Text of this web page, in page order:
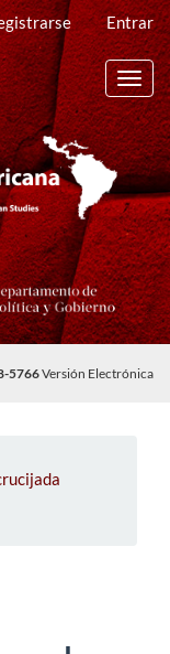
Entrar
5766Versión Electrónica